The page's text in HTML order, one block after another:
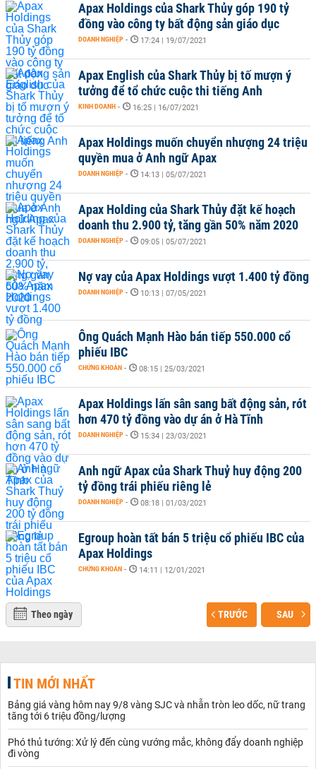
Apax Holdings của Shark Thủy góp 190 tỷ
đồng vào công ty bất động sản giáo dục
DOANH NGHIỆP - 17:24 | 19/07/2021
Apax English của Shark Thủy bị tố mượn ý
tưởng để tổ chức cuộc thi tiếng Anh
KINH DOANH - 16:25 | 16/07/2021
Apax Holdings muốn chuyển nhượng 24 triệu
quyền mua ở Anh ngữ Apax
DOANH NGHIỆP - 14:13 | 05/07/2021
Apax Holding của Shark Thủy đặt kế hoạch
doanh thu 2.900 tỷ, tăng gần 50% năm 2020
DOANH NGHIỆP - 09:05 | 05/07/2021
Nợ vay của Apax Holdings vượt 1.400 tỷ đồng
DOANH NGHIỆP - 10:13 | 07/05/2021
Ông Quách Mạnh Hào bán tiếp 550.000 cổ
phiếu IBC
CHỨNG KHOÁN - 08:15 | 25/03/2021
Apax Holdings lấn sân sang bất động sản, rót
hơn 470 tỷ đồng vào dự án ở Hà Tĩnh
DOANH NGHIỆP - 15:34 | 23/03/2021
Anh ngữ Apax của Shark Thuỷ huy động 200
tỷ đồng trái phiếu riêng lẻ
DOANH NGHIỆP - 08:18 | 01/03/2021
Egroup hoàn tất bán 5 triệu cổ phiếu IBC của
Apax Holdings
CHỨNG KHOÁN - 14:11 | 12/01/2021
Theo ngày TRƯỚC SAU
TIN MỚI NHẤT
Bảng giá vàng hôm nay 9/8 vàng SJC và nhẫn tròn leo dốc, nữ trang
tăng tới 6 triệu đồng/lượng
Phó thủ tướng: Xử lý đến cùng vướng mắc, không đẩy doanh nghiệp
đi vòng